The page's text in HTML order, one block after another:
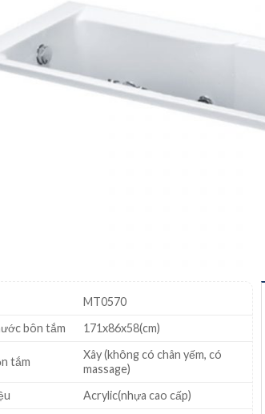
MT0570
bôn tắm
171x86x58(cm)
tắm
Xây (không có chân yếm, có
massage)
Acrylic(nhựa cao cấp)